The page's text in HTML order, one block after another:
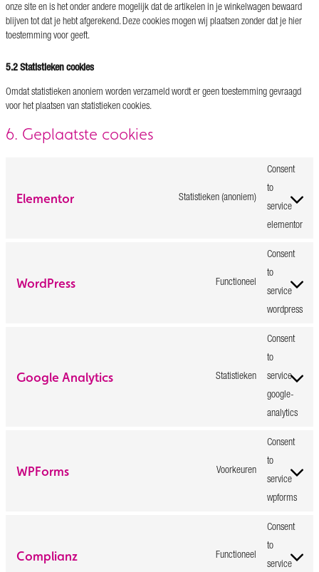
onze site en is het onder andere mogelijk dat de artikelen in je winkelwagen bewaard
blijven tot dat je hebt afgerekend. Deze cookies mogen wij plaatsen zonder dat je hier
toestemming voor geeft.
5.2 Statistieken cookies
Omdat statistieken anoniem worden verzameld wordt er geen toestemming gevraagd
voor het plaatsen van statistieken cookies.
6. Geplaatste cookies
Elementor Statistieken (anoniem)
Consent
to
service
elementor
WordPress Functioneel
Consent
to
service
wordpress
Google Analytics Statistieken
Consent
to
service
google-
analytics
WPForms Voorkeuren
Consent
to
service
wpforms
Complianz Functioneel
Consent
to
service